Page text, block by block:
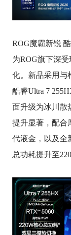
ROG魔霸新锐
为ROG旗下深
化。新品采用与
酷睿Ultra 7
面升级为冰川散
提升显著，配合
代液金，以及全
总功耗提升至